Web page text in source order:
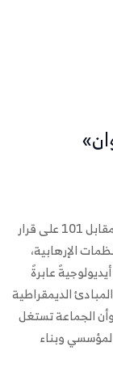
صوّت البرلمان الفرنسي منذ أيام بأغلبية 157صوتاً مقابل 101 على قرار
الإرهابية،
عابرةً
الديمقراطية
وأن الجماعة تستغل
وبناء